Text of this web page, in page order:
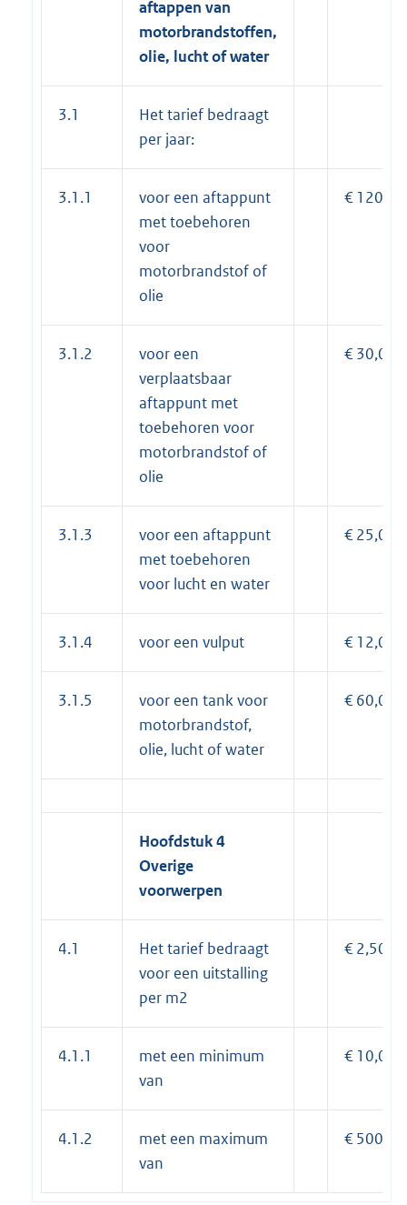
aftappen van
motorbrandstoffen,
olie, lucht of water
3.1
Het tarief bedraagt
per jaar:
3.1.1
voor een aftappunt
met toebehoren
voor
motorbrandstof of
olie
€ 120,00
3.1.2
voor een
verplaatsbaar
aftappunt met
toebehoren voor
motorbrandstof of
olie
€ 30,00
3.1.3
voor een aftappunt
met toebehoren
voor lucht en water
€ 25,00
3.1.4 voor een vulput € 12,00
3.1.5
voor een tank voor
motorbrandstof,
olie, lucht of water
€ 60,00
Hoofdstuk4
Overige
voorwerpen
4.1
Het tarief bedraagt
voor een uitstalling
per m2
€ 2,50
4.1.1
met een minimum
van
€ 10,00
4.1.2
met een maximum
van
€ 500,00